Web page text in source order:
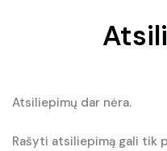
Atsiliepimų dar nėra.
Rašyti atsiliepimą gali tik